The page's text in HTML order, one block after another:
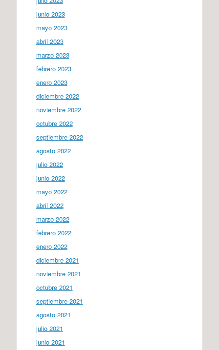
junio 2023
mayo 2023
abril 2023
marzo 2023
febrero 2023
enero 2023
diciembre 2022
noviembre 2022
octubre 2022
septiembre 2022
agosto 2022
julio 2022
junio 2022
mayo 2022
abril 2022
marzo 2022
febrero 2022
enero 2022
diciembre 2021
noviembre 2021
octubre 2021
septiembre 2021
agosto 2021
julio 2021
junio 2021